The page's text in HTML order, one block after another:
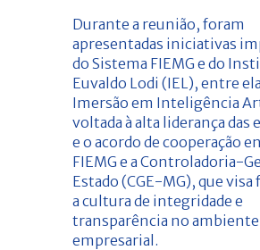
Durante a reunião, foram
apresentadas iniciativas
do Sistema FIEMG e do
Euvaldo Lodi (IEL), entre
Imersão em Inteligência
voltada à alta liderança das
e o acordo de cooperação
FIEMG e a Controladoria-
Estado (CGE-MG), que
a cultura de integridade e
transparência no ambiente
empresarial.